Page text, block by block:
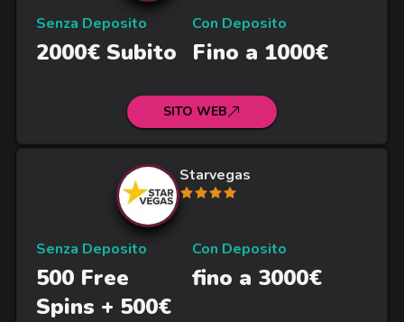
Senza Deposito
2000€ Subito
Con Deposito
Fino a 1000€
SITO WEB
Starvegas
Senza Deposito
500 Free
Spins + 500€
Con Deposito
fino a 3000€